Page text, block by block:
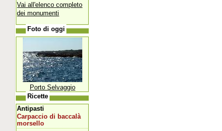
Vai all'elenco completo
dei monumenti
Foto di oggi
Porto Selvaggio
Ricette
Antipasti
Carpaccio di baccalà
morsello